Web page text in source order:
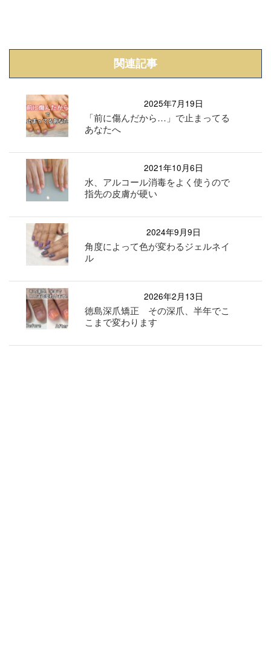
関連記事
2025年7月19日
「前に傷んだから…」で止まってる
あなたへ
2021年10月6日
水、アルコール消毒をよく使うので
指先の皮膚が硬い
2024年9月9日
角度によって色が変わるジェルネイ
ル
2026年2月13日
徳島深爪矯正 その深爪、半年でこ
こまで変わります